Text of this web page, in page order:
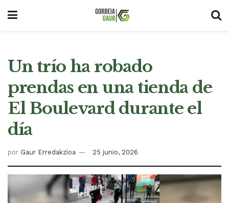
Un trío ha robado
prendas en una tienda de
El Boulevard durante el
día
por Gaur Erredakzioa 25 junio, 2026